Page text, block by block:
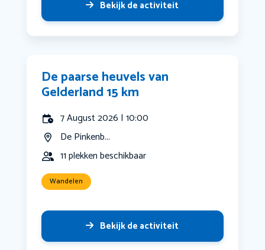
Bekijk de activiteit
De paarse heuvels van
Gelderland 15 km
7 August 2026 | 10:00
De Pinkenb...
11 plekken beschikbaar
Wandelen
Bekijk de activiteit